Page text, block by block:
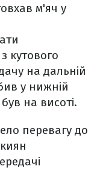
м'яч у
кутового
на дальній
у нижній
на висоті.
перевагу до